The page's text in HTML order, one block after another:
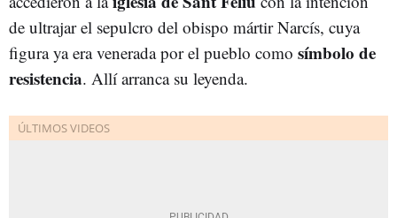
de ultrajar el sepulcro del obispo mártir Narcís, cuya
figura ya era venerada por el pueblo como símbolo de
resistencia. Allí arranca su leyenda.